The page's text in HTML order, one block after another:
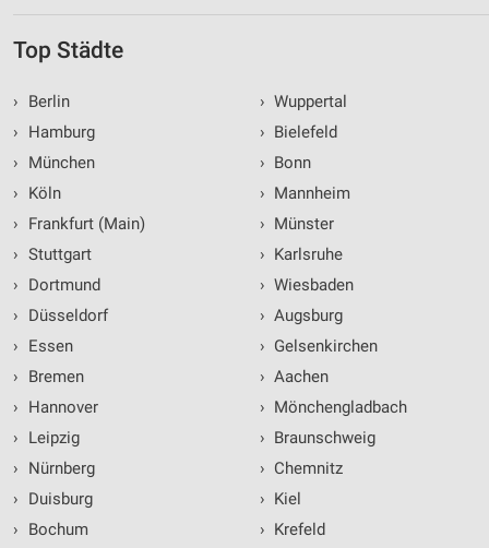
Top Städte
›
Berlin
›
Hamburg
›
München
›
Köln
›
Frankfurt (Main)
› Stuttgart
›
Dortmund
›
Düsseldorf
›
Essen
›
Bremen
›
Hannover
›
Leipzig
›
Nürnberg
›
Duisburg
›
Bochum
› Wuppertal
› Bielefeld
› Bonn
› Mannheim
› Münster
› Karlsruhe
› Wiesbaden
› Augsburg
› Gelsenkirchen
› Aachen
› Mönchengladbach
› Braunschweig
› Chemnitz
› Kiel
› Krefeld